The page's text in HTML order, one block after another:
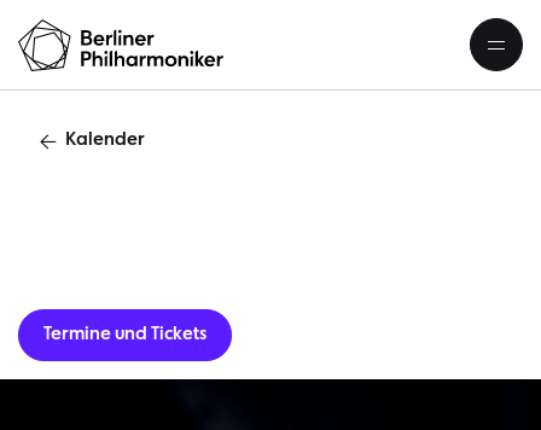
Kalender
Termine und Tickets